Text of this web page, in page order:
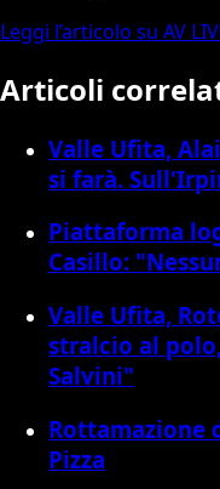
Leggi l’articolo su AV
Articoli
Valle Ufita,
si farà.
Piattaforma
Casillo:
Valle Ufita,
stralcio al
Salvini"
Rottamazione
Pizza